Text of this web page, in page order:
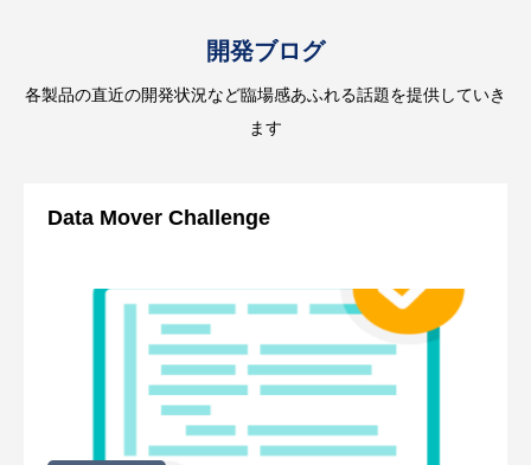
開発ブログ
各製品の直近の開発状況など臨場感あふれる話題を提供していき
ます
Data Mover Challenge